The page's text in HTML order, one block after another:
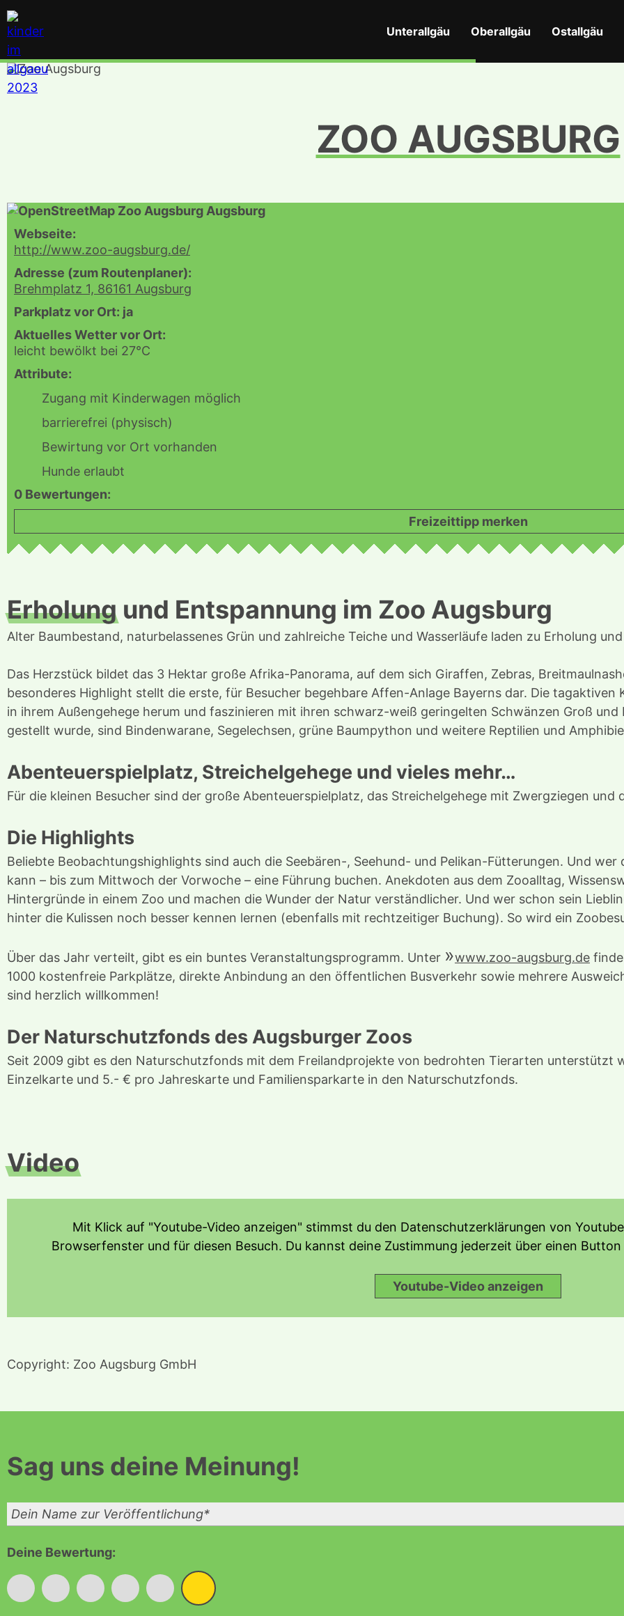
Unterallgäu Oberallgäu Ostallgäu
ZOO AUGSBURG
Erholung und Entspannung im Zoo Augsburg
Alter Baumbestand, naturbelassenes Grün und zahlreiche Teiche und Wasserläufe laden zu Erholung
Das Herzstück bildet das 3 Hektar große Afrika-Panorama, auf dem sich Giraffen, Zebras,
besonderes Highlight stellt die erste, für Besucher begehbare Affen-Anlage Bayerns dar. Die
in ihrem Außengehege herum und faszinieren mit ihren schwarz-weiß geringelten Schwänzen Groß
gestellt wurde, sind Bindenwarane, Segelechsen, grüne Baumpython und weitere Reptilien und
Abenteuerspielplatz, Streichelgehege und vieles mehr…
Für die kleinen Besucher sind der große Abenteuerspielplatz, das Streichelgehege mit Zwergziegen
Die Highlights
Beliebte Beobachtungshighlights sind auch die Seebären-, Seehund- und Pelikan-Fütterungen. Und
kann – bis zum Mittwoch der Vorwoche – eine Führung buchen. Anekdoten aus dem Zooalltag,
Hintergründe in einem Zoo und machen die Wunder der Natur verständlicher. Und wer schon sein
hinter die Kulissen noch besser kennen lernen (ebenfalls mit rechtzeitiger Buchung). So wird ein
Über das Jahr verteilt, gibt es ein buntes Veranstaltungsprogramm. Unter www.zoo-augsburg.de
1000 kostenfreie Parkplätze, direkte Anbindung an den öffentlichen Busverkehr sowie mehrere
sind herzlich willkommen!
Der Naturschutzfonds des Augsburger Zoos
Seit 2009 gibt es den Naturschutzfonds mit dem Freilandprojekte von bedrohten Tierarten unterstützt
Einzelkarte und 5.- € pro Jahreskarte und Familiensparkarte in den Naturschutzfonds.
Webseite:
http://www.zoo-augsburg.de/
Adresse (zum Routenplaner):
Brehmplatz 1, 86161 Augsburg
Parkplatz vor Ort: ja
Aktuelles Wetter vor Ort:
leicht bewölkt bei 27°C
Attribute:
Zugang mit Kinderwagen möglich
barrierefrei (physisch)
Bewirtung vor Ort vorhanden
Hunde erlaubt
0 Bewertungen:
Freizeittipp merken
Video
Mit Klick auf "Youtube-Video anzeigen" stimmst du den Datenschutzerklärungen von
Browserfenster und für diesen Besuch. Du kannst deine Zustimmung jederzeit über einen
Youtube-Video anzeigen
Copyright: Zoo Augsburg GmbH
Sag uns deine Meinung!
Deine Bewertung:
* * * * * *